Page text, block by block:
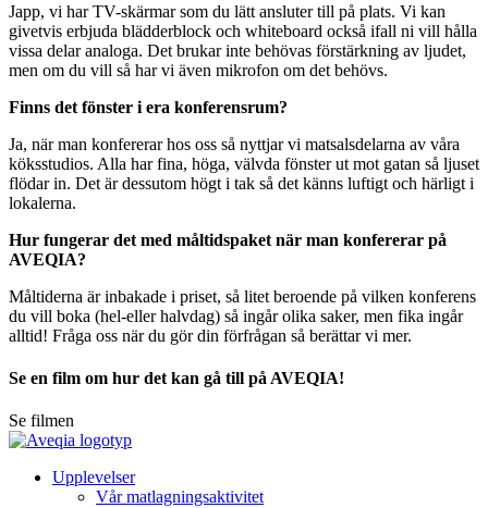
Japp, vi har TV-skärmar som du lätt ansluter till på plats. Vi kan
givetvis erbjuda blädderblock och whiteboard också ifall ni vill hålla
vissa delar analoga. Det brukar inte behövas förstärkning av ljudet,
men om du vill så har vi även mikrofon om det behövs.
Finns det fönster i era konferensrum?
Ja, när man konfererar hos oss så nyttjar vi matsalsdelarna av våra
köksstudios. Alla har fina, höga, välvda fönster ut mot gatan så ljuset
flödar in. Det är dessutom högt i tak så det känns luftigt och härligt i
lokalerna.
Hur fungerar det med måltidspaket när man konfererar på
AVEQIA?
Måltiderna är inbakade i priset, så litet beroende på vilken konferens
du vill boka (hel-eller halvdag) så ingår olika saker, men fika ingår
alltid! Fråga oss när du gör din förfrågan så berättar vi mer.
Se en film om hur det kan gå till på AVEQIA!
Se filmen
Upplevelser
Vår matlagningsaktivitet